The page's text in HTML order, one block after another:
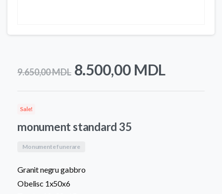
9.650,00MDL Prețul
inițial
fost:
8.500,00 MDL
curent
Sale!
monument standard 35
Monumente funerare
Granit negru gabbro
Obelisc 1x50x6